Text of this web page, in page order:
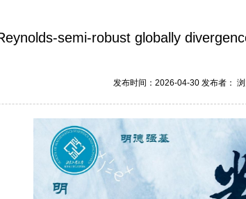
semi-robust globally
发布时间：2026-04-30 发布者： 浏